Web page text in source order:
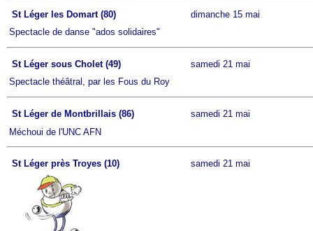
St Léger les Domart (80)
dimanche 15 mai
Spectacle de danse "ados solidaires"
St Léger sous Cholet (49)
samedi 21 mai
Spectacle théâtral, par les Fous du Roy
St Léger de Montbrillais (86)
samedi 21 mai
Méchoui de l'UNC AFN
St Léger près Troyes (10) samedi 21 mai